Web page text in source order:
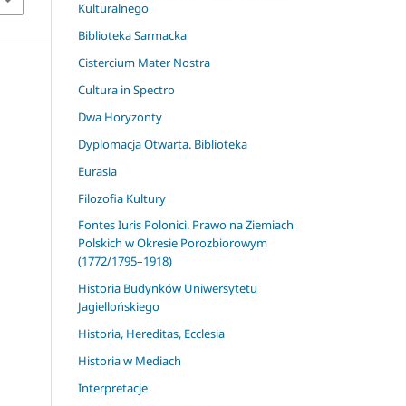
Kulturalnego
Biblioteka Sarmacka
Cistercium Mater Nostra
Cultura in Spectro
Dwa Horyzonty
Dyplomacja Otwarta. Biblioteka
Eurasia
Filozofia Kultury
Fontes Iuris Polonici. Prawo na Ziemiach
Polskich w Okresie Porozbiorowym
(1772/1795–1918)
Historia Budynków Uniwersytetu
Jagiellońskiego
Historia, Hereditas, Ecclesia
Historia w Mediach
Interpretacje